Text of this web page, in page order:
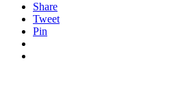
Share
Tweet
Pin